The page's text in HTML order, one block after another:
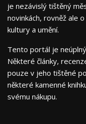
je nezávislý tištěný
novinkách, rovněž ale
kultury a umění.
Tento portál je
Některé články,
pouze v jeho tištěné
některé kamenné
svému nákupu.